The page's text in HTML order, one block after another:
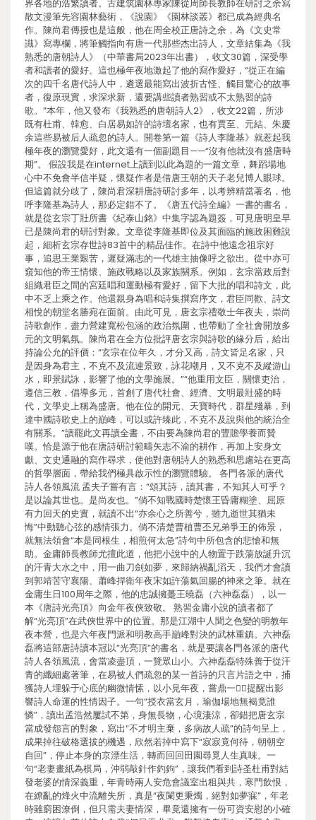
界各地的浩繁讀者。古建筑園林專家陳從周師長教師在研討之余寫
散文漫筆先容園林藝術，《說園》《園林談叢》都已成為經典名
作。陳尚君傳授也是這般，他在周全校正唐詩之余，為《文史常
識》寫專欄，將筆觸指向有唐一代那些杰出詩人，文章結集為《我
熟悉的唐朝詩人》（中華書局2023年出書），收文30篇，深受學
者和讀者的愛好。這也極年夜地激起了他的寫作愛好，“從正在編
次的四千名唐代詩人中，遴選最能寫出波折古怪、觸目驚心的故事
者，復原現實，求深求新，還要講些讀者熟習或不太熟習的詩
歌。”本年，他又發布《我熟悉的唐朝詩人2》，收文22篇，所涉
既有杜甫、韓愈、白居易如許的詩壇名家，也有賈至、元結、朱慶
余這些易被后人疏忽的詩人。開卷第一篇《詩人李隆基》就惹起我
極年夜的瀏覽愛好，此文還有一個副題目——“沒有他就沒有盛唐時
期”。 假設我是在internet上讀到以此為題的一篇文章，舞蹈場地
心中不免會半信半疑，懷疑作者是借唐王朝的天子老兒博人眼球。
但這篇就分歧了，陳尚君深耕唐詩研討多年，以考辨精當著名，他
呼李隆基為詩人，那必定錯不了。《唐五代詩全編》一書的書名，
就是從玄宗丁壯所書《紀泰山銘》中集字認為題簽，可見唐明皇早
已是陳尚君的研討對象。文章從李隆基即位及其面臨的施政困難說
起，細析玄宗存世詩83首中的精品佳作。在詩中他遠念祖宗好
事，追思王業艱苦，遲疑滿志的一代雄主抽像呼之欲出。從中亦可
窺知他的帝王情懷、施政戰略以及家族關系。例如，玄宗當政后對
組織君臣之間的宮廷唱和運動極有愛好，留下大批的唱和詩文，此
中不乏上乘之作。他還親身為唱和詩集撰寫序文，君臣同歡、詩文
相悅的朝堂名勝宛在面前。由此可見，唐玄宗禮敬士年夜夫，崇尚
詩歌創作，盡力營建寬松包涵的政治氛圍，也帶動了全社會開放多
元的文明氣氛。陳尚君在全方位批評唐玄宗與詩歌的緣分后，給出
持論公允的評價：“玄宗在位年久，才分又高，詩文皆足名家，只
是因身為君主，不克不及流連景致，詠花嘲月，又不克不及縱游山
水，即景賦詠，影響了他的文學施展。”“他重用文臣，關懷吏治，
遵信三教，倡導多元，首創了唐代社會、經濟、文明最壯盛的時
代，文學史上稱為盛唐。他在位的開元、天寶時代，群星殘暴，到
達中國詩歌史上的巔峰，可以或許臻此，不克不及說與他的統治全
有關系。”讀罷此文再讀全書，不由要為陳尚君的豐贍學養而贊
嘆。恰是源于他在唐詩研討範疇矢志不渝的耕作，再加上安身文
獻、文史通融的寫作尋求，使他對唐朝詩人的熟悉和思慮站在更高
的哲學層面，帶給我們極具啟示性的瀏覽體驗。 各門各派的唐代
詩人各領風流 孟夫子嘗有言：“頌其詩，讀其書，不知其人可乎？
是以論其世也。是尚友也。”倘不知戰國時楚懷王昏庸糊塗、屈原
有力回天的史實，就讀不出“亦余心之所善兮，雖九逝世其猶未
悔”中動聽心弦的感情張力。倘不清楚曹植曹丕兄弟爭王的佈景，
就無法領會“本是同根生，相煎何太急”詩句中所包含的悲愴和無
助。金庸師長教師尤擅此道，他把小說中的人物置于跌蕩放誕升沉
的汗青大水之中，用一曲刀劍如夢，來歸納禍亂滔天，我們才會讀
到郭靖苦守襄陽、蕭峰捍衛年夜宋如許蕩氣回腸的神來之筆。就在
金庸生日100周年之際，他的忠誠擁躉王曉磊（六神磊磊），以一
本《唐詩光亮頂》向金年夜俠致敬。 熟習金庸小說的讀者都了
解“光亮頂”在武俠世界中的位置。那是江湖中人聞之色變的明教年
夜本營，也是六年夜門派和明教高手巔峰對決的武林重鎮。六神磊
磊將這部唐詩讀本冠以“光亮頂”的書名，就是要讓各門各派的唐代
詩人各領風流，會當凌盡頂，一覽眾山小。六神磊磊特殊善于從汗
青的纖細處著筆，在易被人們疏忽的某一首詩的只言片語之中，捕
獲詩人埋躲于心底的幽微情愫，以小見年夜，嘗鼎一，提醒出影
響詩人命運的性情因子。一句“授衣當玄月，瑜伽場地無褐竟誰
憐”，讀出孟浩然屢試不第，身無長物，心境淒涼，卻錯把唐玄宗
當成發怨言的對象，寫出“不才明主棄，多病故人疏”的詩句呈上，
成果掉往破格選拔的機遇，欣然若掉中寫下“寂寂竟何待，朝朝空
自回”，停止本身的京漂生活，轉而回回田園尋覓人生真味。一
句“老妻畫紙為棋局，沖弱敲針作釣鉤”，讓我們看到詩圣杜甫對結
發老婆的情深義重，年青時兩人安危會議室出租與共，寒門飲恨，
在繚亂的烽火中流離失所，真是“夜闌更秉燭，絕對如夢寐”，年老
時雖窮困潦倒，但只需夫妻情深，畢竟還擁有一份可資安慰的小確